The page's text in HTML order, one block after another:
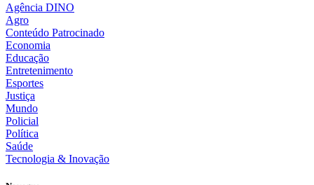
Agência DINO
Agro
Conteúdo Patrocinado
Economia
Educação
Entretenimento
Esportes
Justiça
Mundo
Policial
Política
Saúde
Tecnologia & Inovação